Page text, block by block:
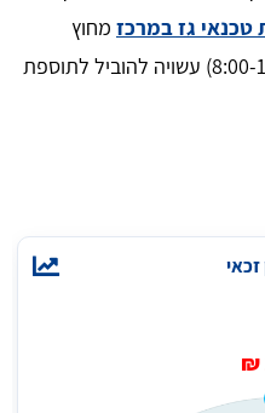
טכנאי גז במרכז מחוץ
לשעות העבודה המקובלות (8:00-18:00) עשויה להוביל לתוספת